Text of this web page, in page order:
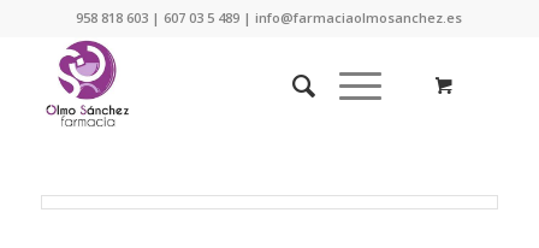
958 818 603 | 607 03 5 489 | info@farmaciaolmosanchez.es